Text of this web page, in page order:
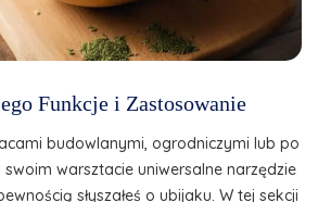
Funkcje i Zastosowanie
budowlanymi, ogrodniczymi lub po
warsztacie uniwersalne narzędzie
słyszałeś o ubijaku. W tej sekcji